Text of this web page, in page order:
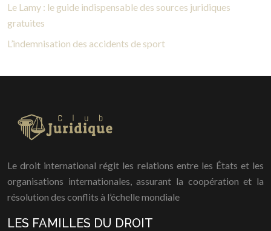
Le Lamy : le guide indispensable des sources juridiques
gratuites
L’indemnisation des accidents de sport
Le droit international régit les relations entre les États et les
organisations internationales, assurant la coopération et la
résolution des conflits à l’échelle mondiale
LES FAMILLES DU DROIT